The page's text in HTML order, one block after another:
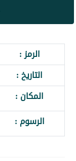
الرمز :
التاريخ :
المكان :
الرسوم :